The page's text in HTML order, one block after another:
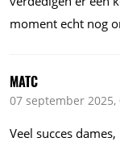
moment echt nog
MATC
07 september 2025,
Veel succes